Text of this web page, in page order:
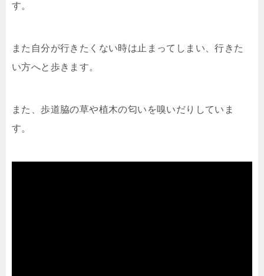
す。
また自分が行きたくない時は止まってしまい、行きた
い方へと歩きます。
また、歩道脇の草や植木の匂いを嗅いだりしていま
す。